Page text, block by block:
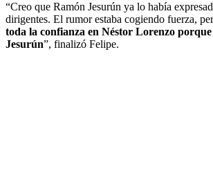
“Creo que Ramón Jesurún ya lo había
dirigentes. El rumor estaba cogiendo fuerza,
toda la confianza en Néstor Lorenzo
Jesurún”, finalizó Felipe.